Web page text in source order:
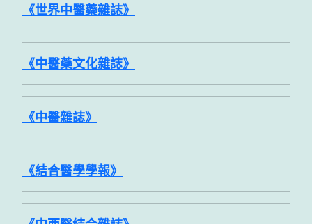
《世界中醫藥雜誌》
《中醫藥文化雜誌》
《中醫雜誌》
《結合醫學學報》